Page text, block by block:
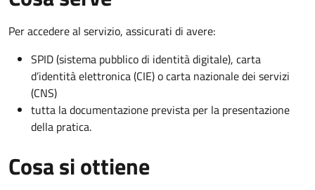
Per accedere al servizio, assicurati di avere:
SPID (sistema pubblico di identità digitale), carta
d’identità elettronica (CIE) o carta nazionale dei servizi
(CNS)
tutta la documentazione prevista per la presentazione
della pratica.
Cosa si ottiene